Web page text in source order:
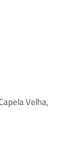
Velha,